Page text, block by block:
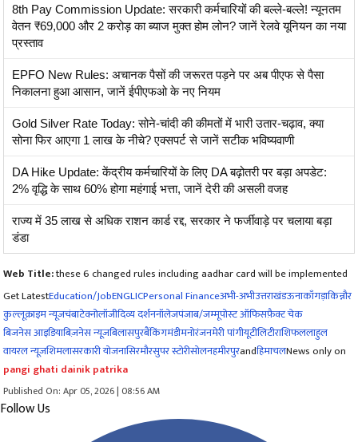
8th Pay Commission Update: सरकारी कर्मचारियों की बल्ले-बल्ले! न्यूनतम
वेतन ₹69,000 और 2 करोड़ का ब्याज मुक्त होम लोन? जानें रेलवे यूनियन का नया
प्रस्ताव
EPFO New Rules: अचानक पैसों की जरूरत पड़ने पर अब पीएफ से पैसा
निकालना हुआ आसान, जानें ईपीएफओ के नए नियम
Gold Silver Rate Today: सोने-चांदी की कीमतों में भारी उतार-चढ़ाव, क्या
सोना फिर आएगा 1 लाख के नीचे? एक्सपर्ट से जानें सटीक भविष्यवाणी
DA Hike Update: केंद्रीय कर्मचारियों के लिए DA बढ़ोतरी पर बड़ा अपडेट:
2% वृद्धि के साथ 60% होगा महंगाई भत्ता, जानें देरी की असली वजह
राज्य में 35 लाख से अधिक राशन कार्ड रद्द, सरकार ने फर्जीवाड़े पर चलाया बड़ा
डंडा
Web Title:these 6 changed rules including aadhar card will be implemented
Get LatestEducation/JobENGLICPersonal Financeअभी-अभीउत्तराखंडऊनाकाँगड़ाकिन्नौर
कुल्लूक्राइम न्यूजचंबाटेक्नोलॉजीदिव्य दर्शननॉलेजपंजाब/जम्मूपोस्ट ऑफिसफ़ैक्ट चेक
बिजनेस आइडियाबिज़नेस न्यूज़बिलासपुरबैंकिंगमंडीमनोरंजनमेरी पांगीयूटीलिटीराशिफललाहुल
वायरल न्यूज़शिमलासरकारी योजनासिरमौरसुपर स्टोरीसोलनहमीरपुरandहिमाचलNews only on
pangi ghati dainik patrika
Published On: Apr 05, 2026 | 08:56 AM
Follow Us